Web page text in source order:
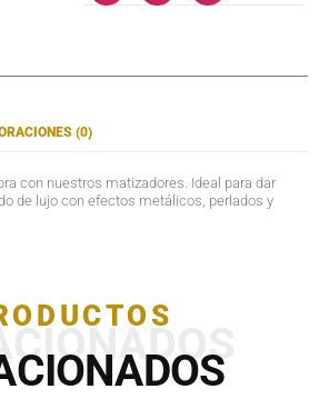
(0)
con nuestros matizadores. Ideal para dar
de lujo con efectos metálicos, perlados y